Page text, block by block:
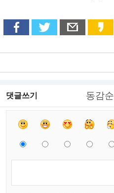
댓글쓰기 동감순